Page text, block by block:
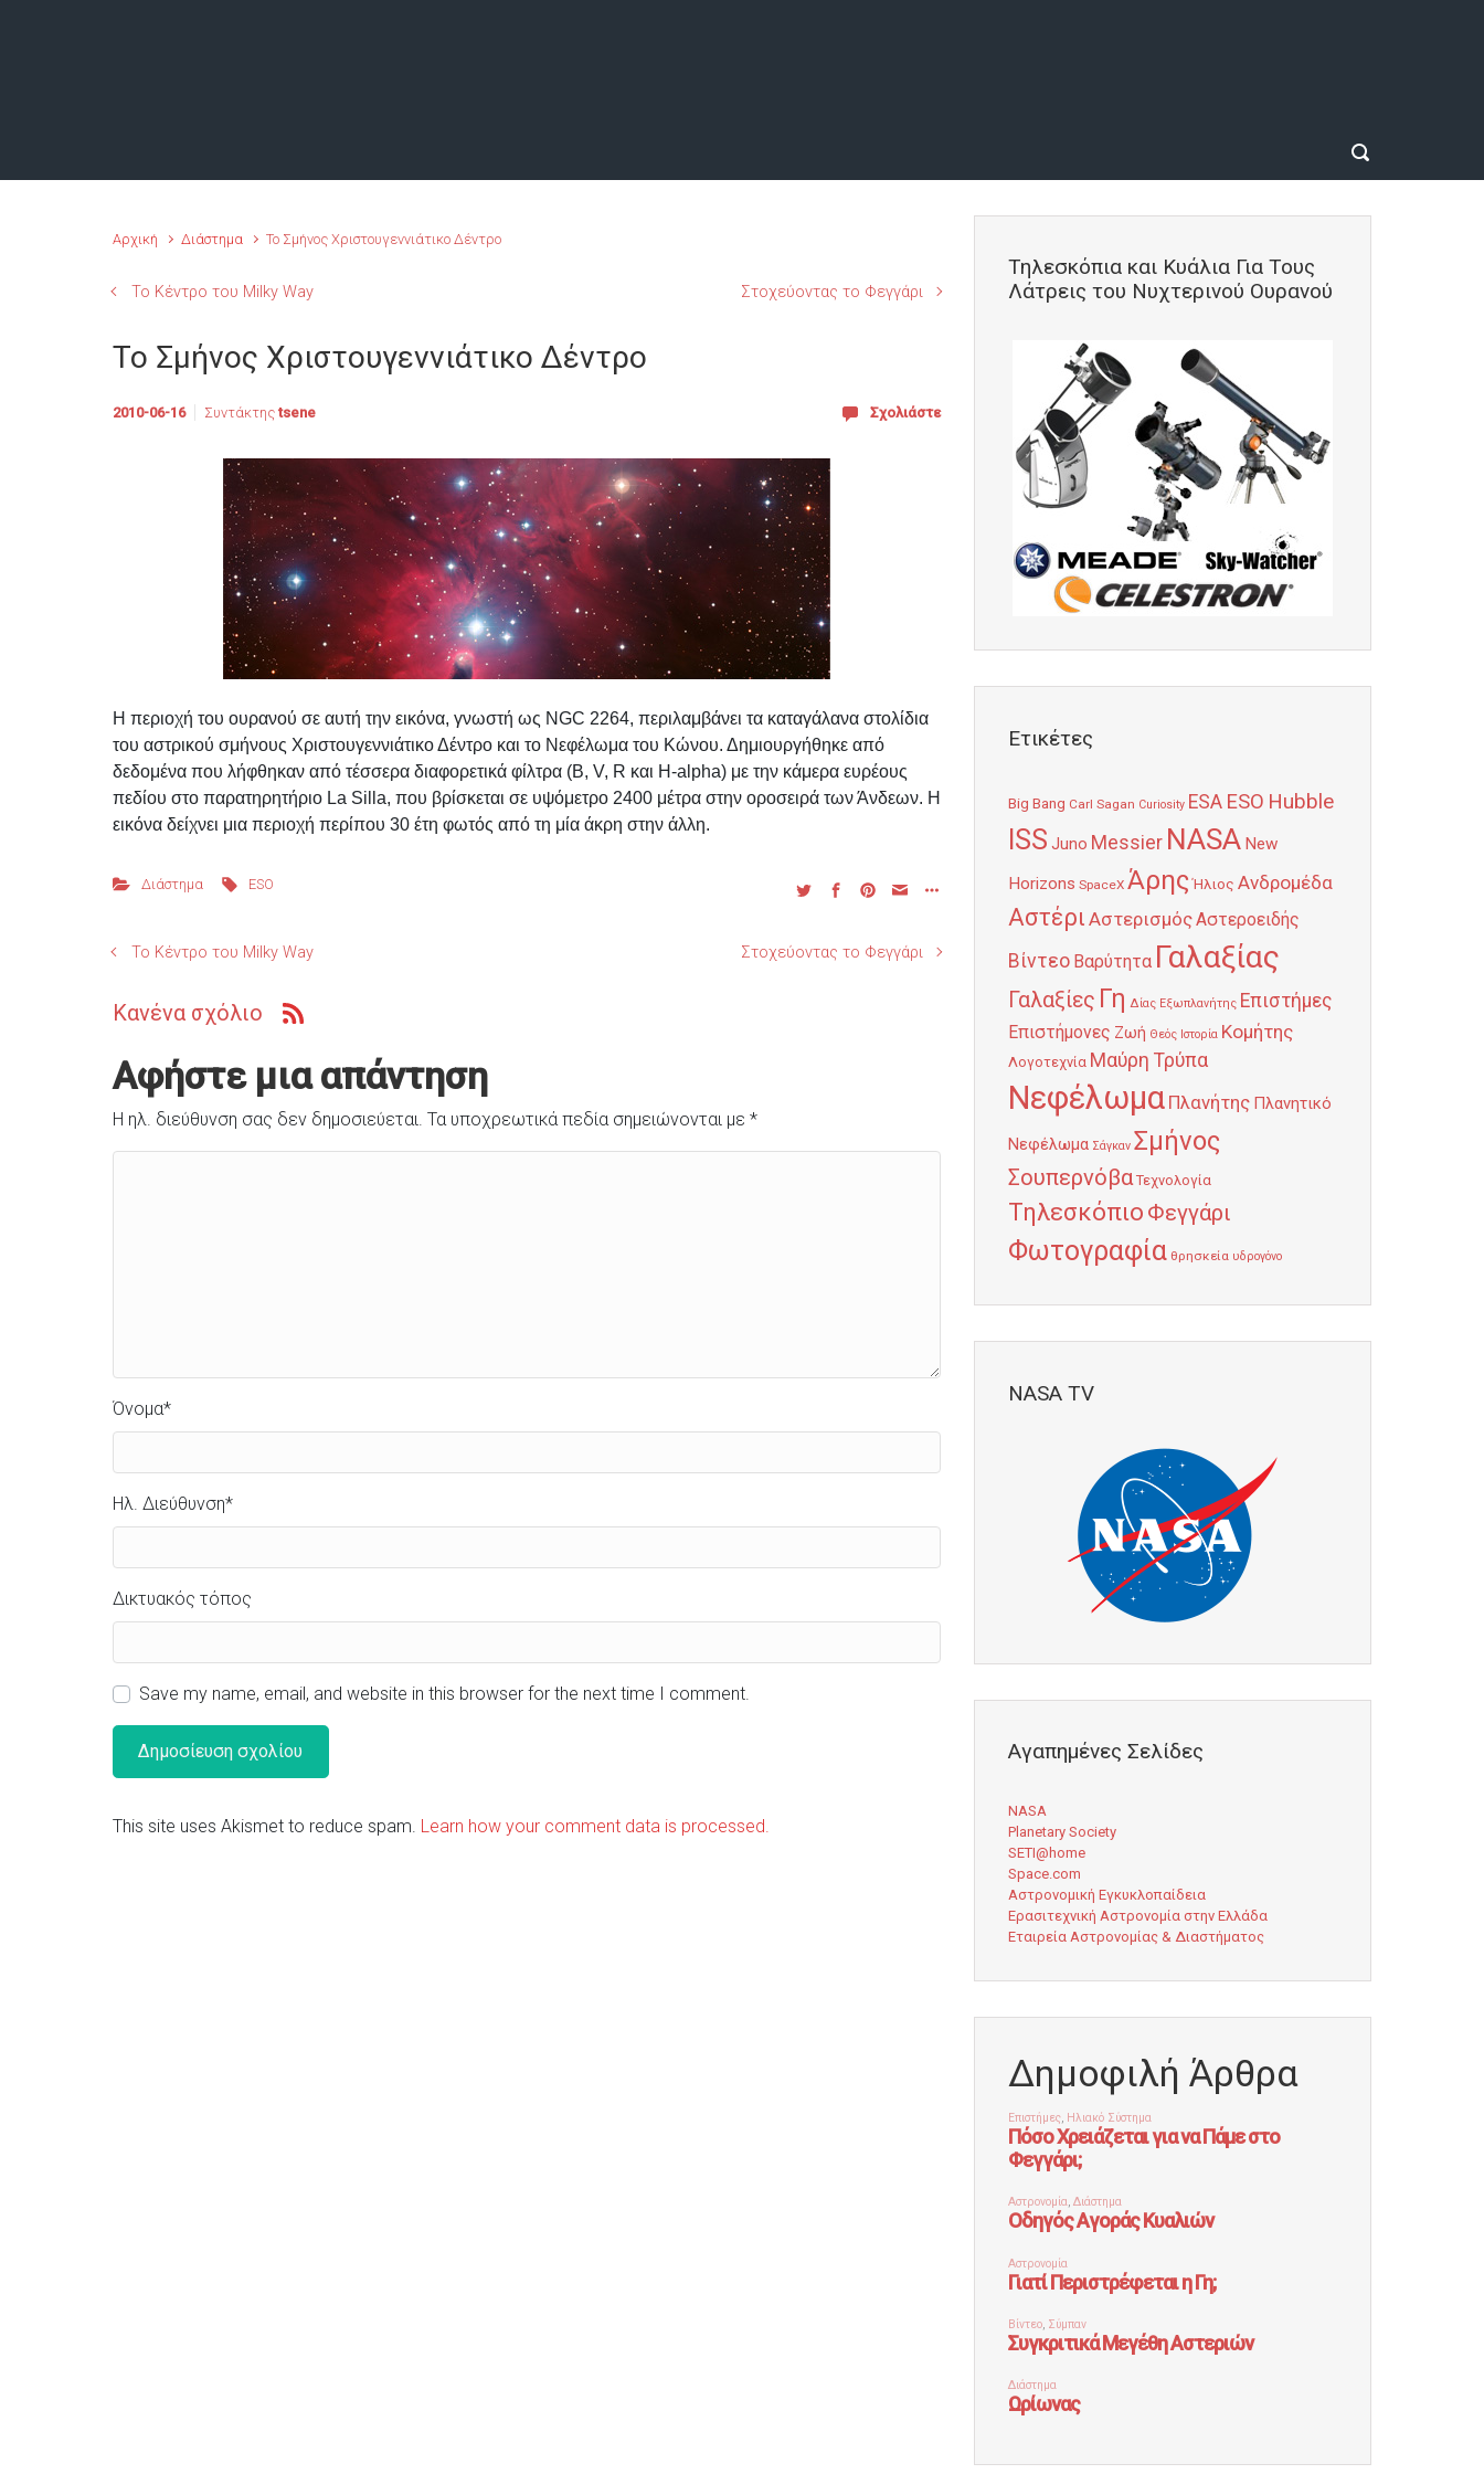
Αρχική Διάστημα Το Σμήνος Χριστουγεννιάτικο Δέντρο
Το Κέντρο του Milky Way Στοχεύοντας το Φεγγάρι
Το Σμήνος Χριστουγεννιάτικο Δέντρο
2010-06-16 Συντάκτης tsene Σχολιάστε
Η περιοχή του ουρανού σε αυτή την εικόνα, γνωστή ως NGC 2264, περιλαμβάνει τα καταγάλανα στολίδια
του αστρικού σμήνους Χριστουγεννιάτικο Δέντρο και το Νεφέλωμα του Κώνου. Δημιουργήθηκε από
δεδομένα που λήφθηκαν από τέσσερα διαφορετικά φίλτρα (B, V, R και H-alpha) με την κάμερα ευρέους
πεδίου στο παρατηρητήριο La Silla, που βρίσκεται σε υψόμετρο 2400 μέτρα στην οροσειρά των Άνδεων. Η
εικόνα δείχνει μια περιοχή περίπου 30 έτη φωτός από τη μία άκρη στην άλλη.
Διάστημα ESO
Το Κέντρο του Milky Way Στοχεύοντας το Φεγγάρι
Κανένα σχόλιο
Αφήστε μια απάντηση
Η ηλ. διεύθυνση σας δεν δημοσιεύεται. Τα υποχρεωτικά πεδία σημειώνονται με *
Όνομα*
Ηλ. Διεύθυνση*
Δικτυακός τόπος
Save my name, email, and website in this browser for the next time I comment.
This site uses Akismet to reduce spam. Learn how your comment data is processed.
Τηλεσκόπια και Κυάλια Για Τους
Λάτρεις του Νυχτερινού Ουρανού
Ετικέτες
Big Bang Carl Sagan Curiosity ESA ESO Hubble
ISS Juno Messier NASA New
Horizons SpaceX Άρης Ήλιος Ανδρομέδα
Αστέρι ΑστερισμόςΑστεροειδής
Βίντεο Βαρύτητα Γαλαξίας
Γαλαξίες Γη Δίας Εξωπλανήτης Επιστήμες
Επιστήμονες Ζωή Θεός Ιστορία Κομήτης
Λογοτεχνία Μαύρη Τρύπα
Νεφέλωμα Πλανήτης Πλανητικό
Νεφέλωμα Σάγκαν Σμήνος
Σουπερνόβα Τεχνολογία
Τηλεσκόπιο Φεγγάρι
Φωτογραφία θρησκεία υδρογόνο
NASA TV
Αγαπημένες Σελίδες
NASA
Planetary Society
SETI@home
Space.com
Αστρονομική Εγκυκλοπαίδεια
Ερασιτεχνική Αστρονομία στην Ελλάδα
Εταιρεία Αστρονομίας & Διαστήματος
Δημοφιλή Άρθρα